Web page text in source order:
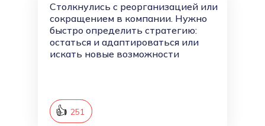
Столкнулись с реорганизацией или
сокращением в компании. Нужно
быстро определить стратегию:
остаться и адаптироваться или
искать новые возможности
252
👍 251